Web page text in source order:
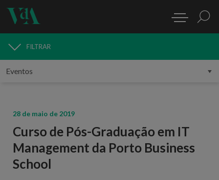
MEDIA
FILTRAR
28 de maio de 2019
Curso de Pós-Graduação em IT
Management da Porto Business
School